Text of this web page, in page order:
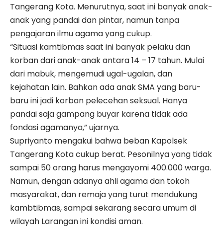
Tangerang Kota. Menurutnya, saat ini banyak anak-
anak yang pandai dan pintar, namun tanpa
pengajaran ilmu agama yang cukup.
“Situasi kamtibmas saat ini banyak pelaku dan
korban dari anak-anak antara 14 – 17 tahun. Mulai
dari mabuk, mengemudi ugal-ugalan, dan
kejahatan lain. Bahkan ada anak SMA yang baru-
baru ini jadi korban pelecehan seksual. Hanya
pandai saja gampang buyar karena tidak ada
fondasi agamanya,” ujarnya.
Supriyanto mengakui bahwa beban Kapolsek
Tangerang Kota cukup berat. Pesonilnya yang tidak
sampai 50 orang harus mengayomi 400.000 warga.
Namun, dengan adanya ahli agama dan tokoh
masyarakat, dan remaja yang turut mendukung
kambtibmas, sampai sekarang secara umum di
wilayah Larangan ini kondisi aman.